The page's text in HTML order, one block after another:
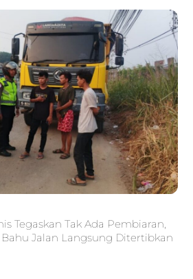
Tegaskan Tak Ada Pembiaran,
Jalan Langsung Ditertibkan